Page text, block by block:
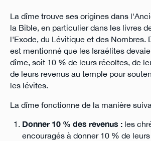
La dîme trouve ses origines dans
la Bible, en particulier dans les livres
l'Exode, du Lévitique et des Nombres.
est mentionné que les Israélites
dîme, soit 10 % de leurs récoltes, de
de leurs revenus au temple pour
les lévites.
La dîme fonctionne de la manière
Donner 10 % des revenus :les
encouragés à donner 10 % de